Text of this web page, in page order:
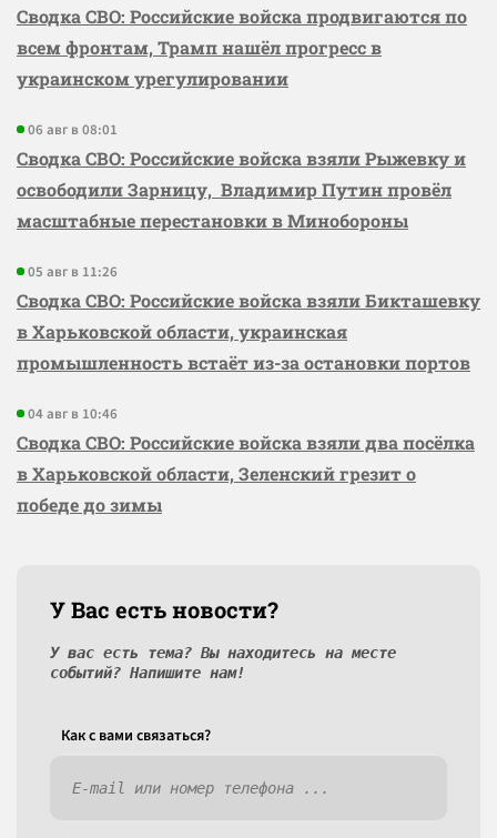
Сводка СВО: Российские войска продвигаются по
всем фронтам, Трамп нашёл прогресс в
украинском урегулировании
06 авг в 08:01
Сводка СВО: Российские войска взяли Рыжевку и
освободили Зарницу, Владимир Путин провёл
масштабные перестановки в Минобороны
05 авг в 11:26
Сводка СВО: Российские войска взяли Бикташевку
в Харьковской области, украинская
промышленность встаёт из-за остановки портов
04 авг в 10:46
Сводка СВО: Российские войска взяли два посёлка
в Харьковской области, Зеленский грезит о
победе до зимы
У Вас есть новости?
У вас есть тема? Вы находитесь на месте
событий? Напишите нам!
Как c вами связаться?